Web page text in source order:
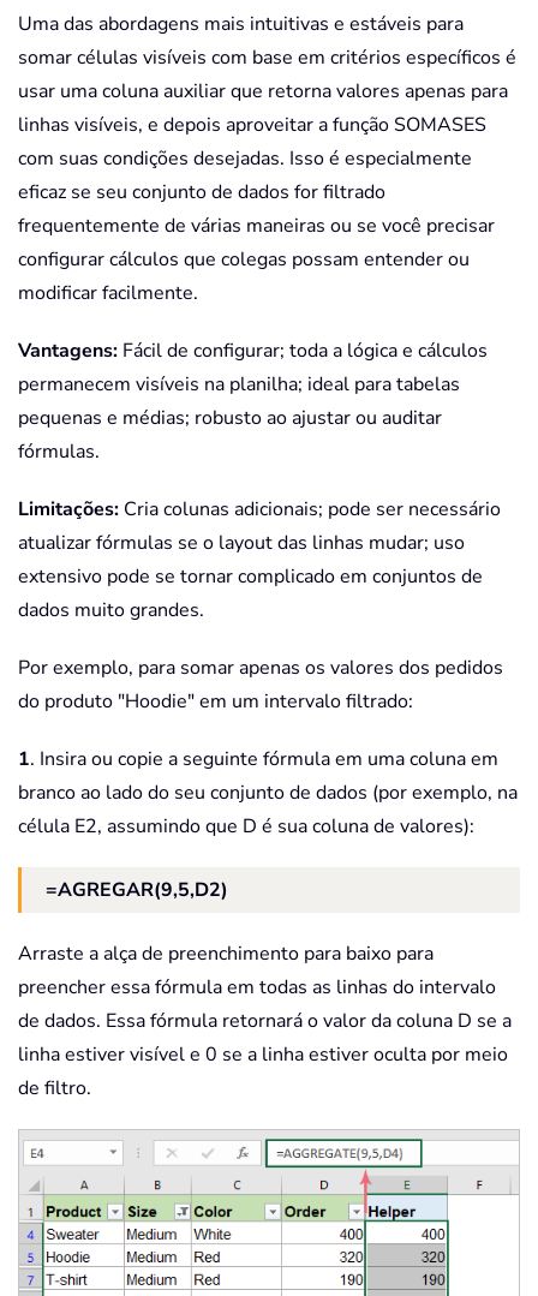
Uma das abordagens mais intuitivas e estáveis para
somar células visíveis com base em critérios específicos é
usar uma coluna auxiliar que retorna valores apenas para
linhas visíveis, e depois aproveitar a função SOMASES
com suas condições desejadas. Isso é especialmente
eficaz se seu conjunto de dados for filtrado
frequentemente de várias maneiras ou se você precisar
configurar cálculos que colegas possam entender ou
modificar facilmente.
Vantagens: Fácil de configurar; toda a lógica e cálculos
permanecem visíveis na planilha; ideal para tabelas
pequenas e médias; robusto ao ajustar ou auditar
fórmulas.
Limitações: Cria colunas adicionais; pode ser necessário
atualizar fórmulas se o layout das linhas mudar; uso
extensivo pode se tornar complicado em conjuntos de
dados muito grandes.
Por exemplo, para somar apenas os valores dos pedidos
do produto "Hoodie" em um intervalo filtrado:
1. Insira ou copie a seguinte fórmula em uma coluna em
branco ao lado do seu conjunto de dados (por exemplo, na
célula E2, assumindo que D é sua coluna de valores):
=AGREGAR(9,5,D2)
Arraste a alça de preenchimento para baixo para
preencher essa fórmula em todas as linhas do intervalo
de dados. Essa fórmula retornará o valor da coluna D se a
linha estiver visível e 0 se a linha estiver oculta por meio
de filtro.